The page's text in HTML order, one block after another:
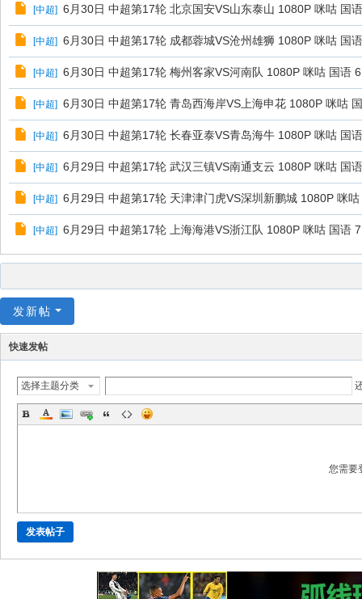
[中超] 6月30日 中超第17轮 北京国安VS山东泰山 1080P 咪咕 国
[中超] 6月30日 中超第17轮 成都蓉城VS沧州雄狮 1080P 咪咕 国
[中超] 6月30日 中超第17轮 梅州客家VS河南队 1080P 咪咕 国语
[中超] 6月30日 中超第17轮 青岛西海岸VS上海申花 1080P 咪咕
[中超] 6月30日 中超第17轮 长春亚泰VS青岛海牛 1080P 咪咕 国
[中超] 6月29日 中超第17轮 武汉三镇VS南通支云 1080P 咪咕 国
[中超] 6月29日 中超第17轮 天津津门虎VS深圳新鹏城 1080P 咪
[中超] 6月29日 中超第17轮 上海海港VS浙江队 1080P 咪咕 国语
发新帖
快速发帖
选择主题分类
您需要
发表帖子